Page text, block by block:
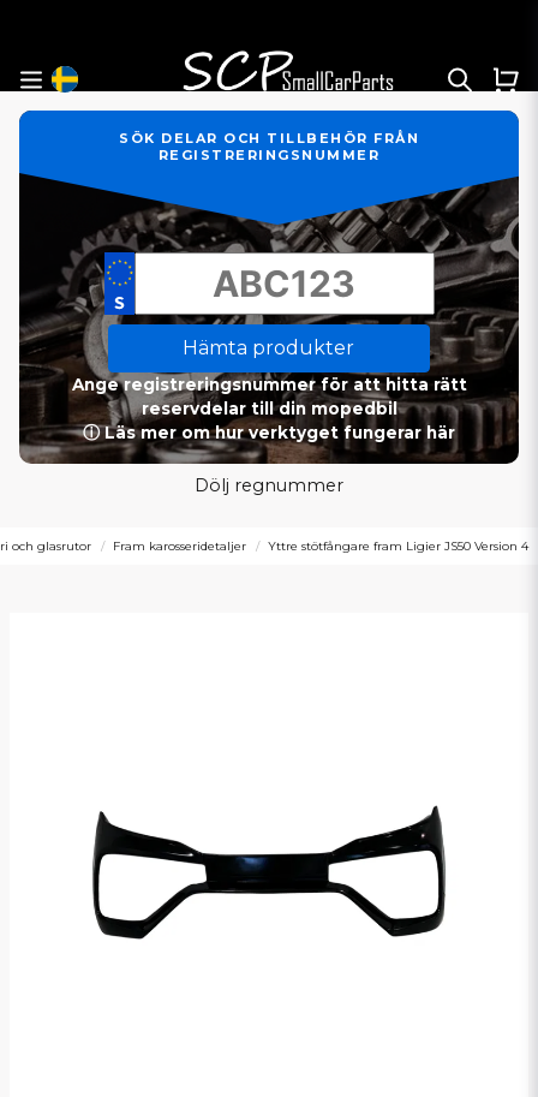
SÖK DELAR OCH TILLBEHÖR FRÅN
REGISTRERINGSNUMMER
Hämta produkter
Ange registreringsnummer för att hitta rätt
reservdelar till din mopedbil
ⓘ Läs mer om hur verktyget fungerar här
Dölj regnummer
och glasrutor Fram karosseridetaljer Yttre stötfångare fram Ligier JS50 Version 4